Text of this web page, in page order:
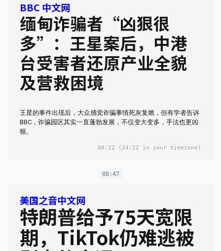
BBC 中文网
缅甸诈骗者“凶狠很
多”：王星案后，中港
台受害者还原产业全貌
及营救困境
王星的事件出现后，大众感觉诈骗事情死灰复燃，但有学者告诉
BBC，诈骗园区其实一直蓬勃发展，不仅变大变多，手法也更凶
狠。
08:22 (24:22 in your timezone)
08:47
美国之音中文网
特朗普给予75天宽限
期，TikTok仍难逃被